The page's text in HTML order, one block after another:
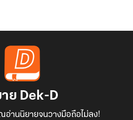
ย Dek-D
อ่านนิยายจนวางมือถือไม่ลง!